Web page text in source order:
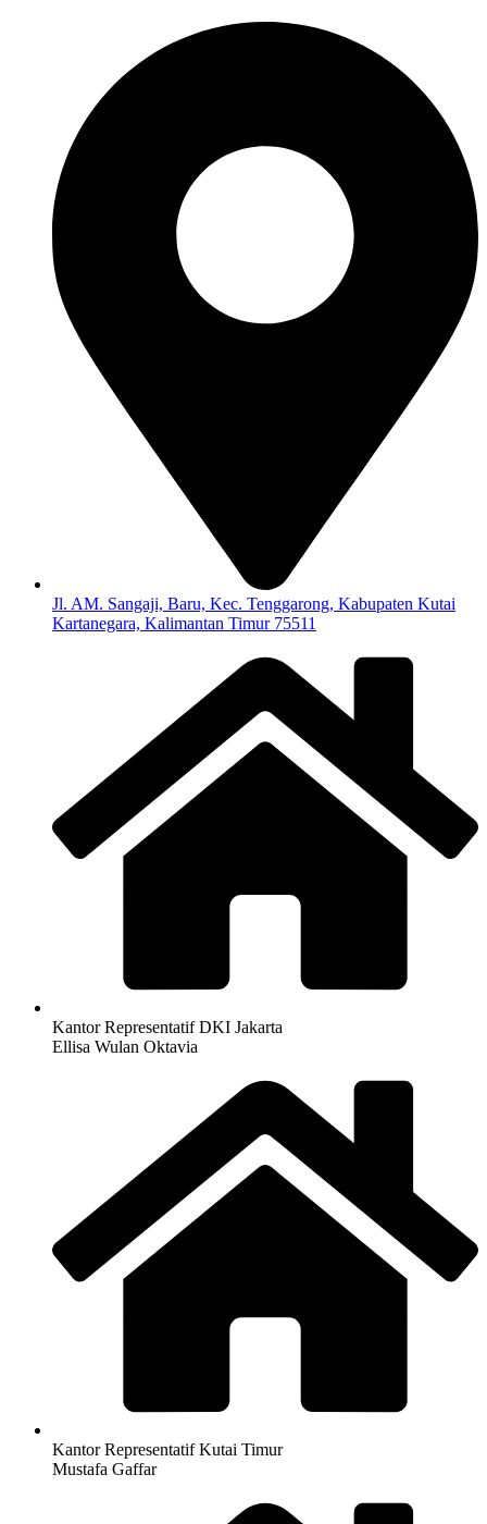
Jl. AM. Sangaji, Baru, Kec. Tenggarong, Kabupaten Kutai
Kartanegara, Kalimantan Timur 75511
Kantor Representatif DKI Jakarta
Ellisa Wulan Oktavia
Kantor Representatif Kutai Timur
Mustafa Gaffar